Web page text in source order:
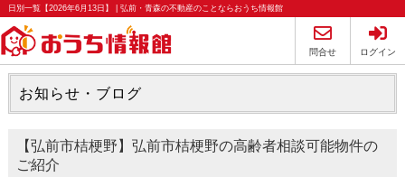
日別一覧【2026年6月13日】 | 弘前・青森の不動産のことならおうち情報館
問合せ ログイン
お知らせ・ブログ
【弘前市桔梗野】弘前市桔梗野の高齢者相談可能物件の
ご紹介